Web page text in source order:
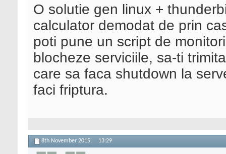
O solutie gen linux +
calculator demodat de prin
poti pune un script de
blocheze serviciile, sa-ti
care sa faca shutdown la
faci friptura.
8th November 2015, 13:29